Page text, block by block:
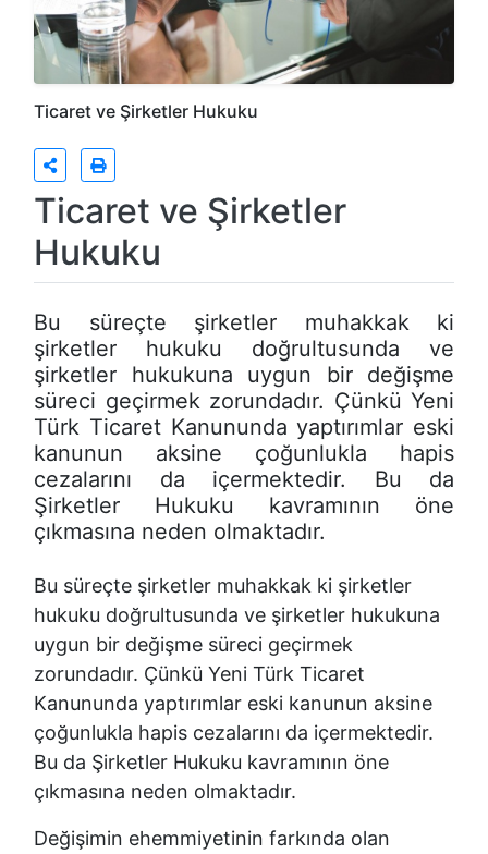
Ticaret ve Şirketler Hukuku
Ticaret ve Şirketler
Hukuku
Bu süreçte şirketler muhakkak ki
şirketler hukuku doğrultusunda ve
şirketler hukukuna uygun bir değişme
süreci geçirmek zorundadır. Çünkü Yeni
Türk Ticaret Kanununda yaptırımlar eski
kanunun aksine çoğunlukla hapis
cezalarını da içermektedir. Bu da
Şirketler Hukuku kavramının öne
çıkmasına neden olmaktadır.
Bu süreçte şirketler muhakkak ki şirketler
hukuku doğrultusunda ve şirketler hukukuna
uygun bir değişme süreci geçirmek
zorundadır. Çünkü Yeni Türk Ticaret
Kanununda yaptırımlar eski kanunun aksine
çoğunlukla hapis cezalarını da içermektedir.
Bu da Şirketler Hukuku kavramının öne
çıkmasına neden olmaktadır.
Değişimin ehemmiyetinin farkında olan